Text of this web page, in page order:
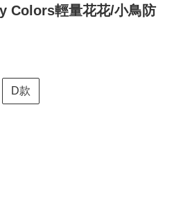
Colors輕量花花/小鳥防
D款